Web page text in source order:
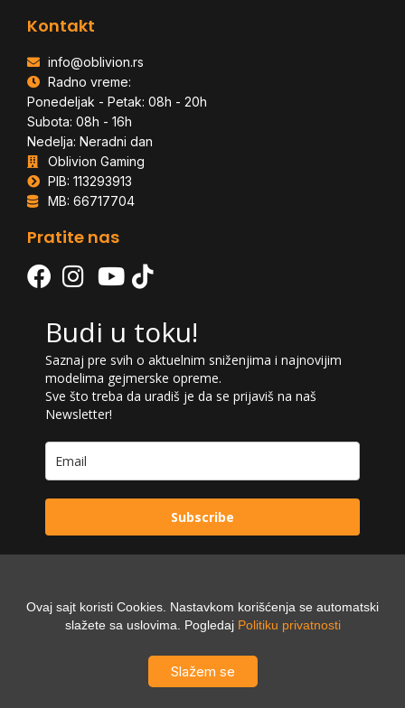
Kontakt
info@oblivion.rs
Radno vreme:
Ponedeljak - Petak: 08h - 20h
Subota: 08h - 16h
Nedelja: Neradni dan
Oblivion Gaming
PIB: 113293913
MB: 66717704
Pratite nas
Budi u toku!
Saznaj pre svih o aktuelnim sniženjima i najnovijim
modelima gejmerske opreme.
Sve što treba da uradiš je da se prijaviš na naš
Newsletter!
Subscribe
Powered by:
Digilex
Ovaj sajt koristi Cookies. Nastavkom korišćenja se automatski
slažete sa uslovima. Pogledaj Politiku privatnosti
Slažem se